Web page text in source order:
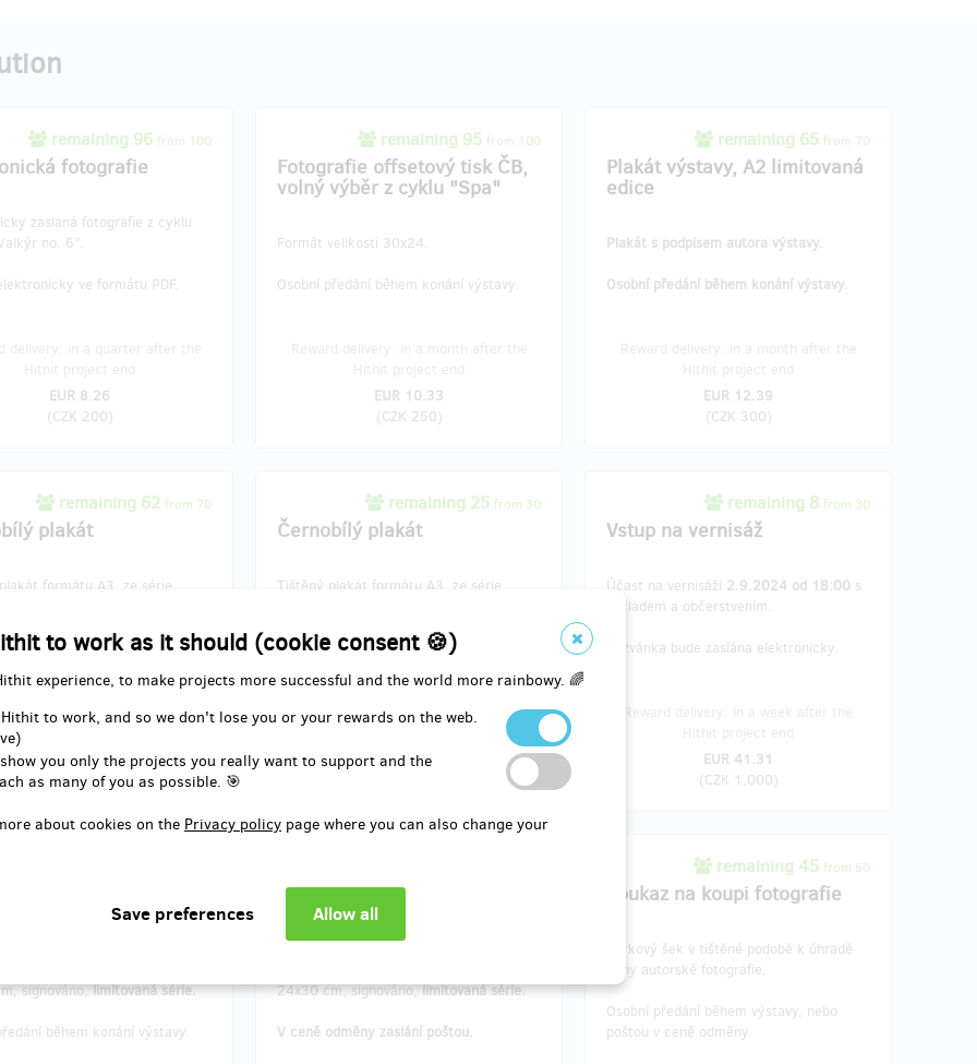
to work as it should (cookie consent 🍪)
experience, to make projects more successful and the world more rainbowy. 🌈
to work, and so we don't lose you or your rewards on the web.
you only the projects you really want to support and the
as many of you as possible. 🎯
about cookies on the Privacy policy page where you can also change your
remaining 96 from 100
fotografie
zaslaná fotografie z cyklu
no. 6”.
ve formátu PDF.
EUR 8.26
(CZK 200)
remaining 95 from 100
Fotografie offsetový tisk ČB,
volný výběr z cyklu "Spa"
Formát velikosti 30x24.
Osobní předání během konání výstavy.
EUR 10.33
(CZK 250)
remaining 65 from 70
Plakát výstavy, A2 limitovaná
edice
Plakát s podpisem autora výstavy.
Osobní předání během konání výstavy.
EUR 12.39
(CZK 300)
remaining 62 from 70
plakát
formátu A3, ze série
během konání výstavy.
delivery: in a month after the
EUR 20.65
(CZK 500)
remaining 25 from 30
Černobílý plakát
Tištěný plakát formátu A3, ze série
V ceně odměny zaslání poštou.
Reward delivery: on address, in a quarter
EUR 28.91
remaining 8 from 30
Vstup na vernisáž
Účast na vernisáži 2.9.2024 od 18:00 s
výkladem a občerstvením.
Pozvánka bude zaslána elektronicky.
EUR 41.31
(CZK 1,000)
Drtikolovi no. 5"
signováno,limitovaná série.
během konání výstavy.
Fotografie ze série “Pocta
Františku Drtikolovi no.5"
24x30 cm, signováno,limitovaná série.
V ceně odměny zaslání poštou.
remaining 45 from 50
Poukaz na koupi fotografie
Dárkový šek v tištěné podobě k úhradě
ceny autorské fotografie.
Osobní předání během výstavy, nebo
poštou v ceně odměny.